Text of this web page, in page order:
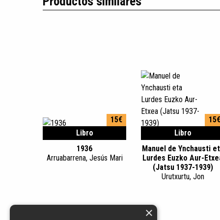
Libro
15€
1936
Arruabarrena, Jesús Mari
Libro
15€
Manuel de Ynchausti
Lurdes Euzko Aur-
(Jatsu 1937-1939)
Urutxurtu, Jon
×